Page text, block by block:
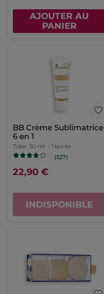
AJOUTER AU
PANIER
BB Crème Sublimatrice
6 en 1
Tube 50 ml - 1 teinte
(527)
22,90 €
INDISPONIBLE